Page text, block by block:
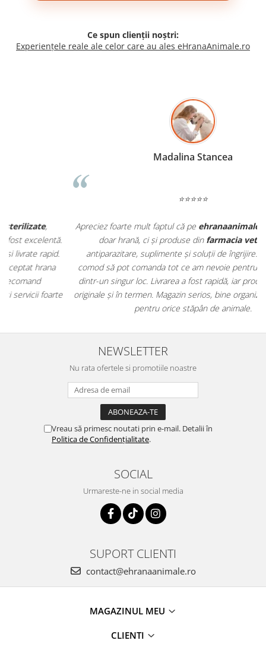
Ce spun clienții noștri:
Experiențele reale ale celor care au ales eHranaAnimale.ro
Madalina Stancea
Apreciez foarte mult faptul că peehranaanimale.rogăsesc nu
doar hrană, ci și produse dinfarmacia veterinară:
antiparazitare, suplimente și soluții de îngrijire. Este foarte
comod să pot comanda tot ce am nevoie pentru animalul meu
dintr-un singur loc. Livrarea a fost rapidă, iar produsele au fost
originale și în termen. Magazin serios, bine organizat și foarte util
pentru orice stăpân de animale.
NEWSLETTER
Nu rata ofertele si promotiile noastre
Vreau să primesc noutati prin e-mail. Detalii în
Politica de Confidențialitate.
SOCIAL
Urmareste-ne in social media
SUPORT CLIENTI
contact@ehranaanimale.ro
MAGAZINUL MEU
CLIENTI